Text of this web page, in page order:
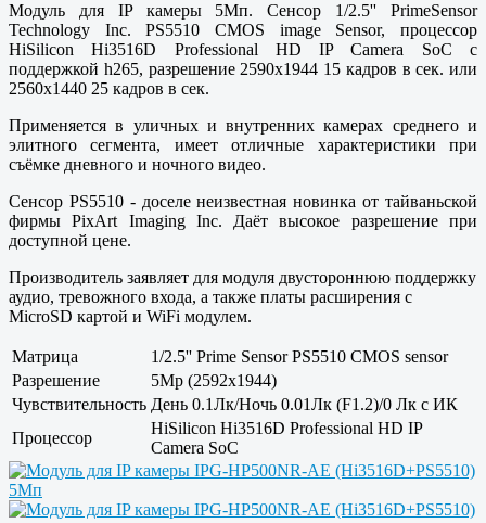
Модуль для IP камеры 5Мп. Сенсор 1/2.5'' PrimeSensor
Technology Inc. PS5510 CMOS image Sensor, процессор
HiSilicon Hi3516D Professional HD IP Camera SoC с
поддержкой h265, разрешение 2590x1944 15 кадров в сек. или
2560x1440 25 кадров в сек.
Применяется в уличных и внутренних камерах среднего и
элитного сегмента, имеет отличные характеристики при
съёмке дневного и ночного видео.
Сенсор PS5510 - доселе неизвестная новинка от тайваньской
фирмы PixArt Imaging Inc. Даёт высокое разрешение при
доступной цене.
Производитель заявляет для модуля двустороннюю поддержку
аудио, тревожного входа, а также платы расширения с
MicroSD картой и WiFi модулем.
Матрица
1/2.5'' Prime Sensor PS5510 CMOS sensor
Разрешение
5Mp (2592x1944)
Чувствительность День 0.1Лк/Ночь 0.01Лк (F1.2)/0 Лк с ИК
Процессор
HiSilicon Hi3516D Professional HD IP
Camera SoC